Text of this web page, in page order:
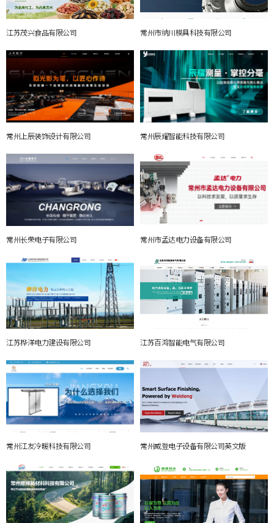
江苏茂兴食品有限公司 常州市纳川模具科技有限公司
常州上辰装饰设计有限公司 常州辰耀智能科技有限公司
常州长荣电子有限公司 常州市孟达电力设备有限公司
江苏桦洋电力建设有限公司 江苏百鸿智能电气有限公司
常州江友冷暖科技有限公司 常州威登电子设备有限公司英文版